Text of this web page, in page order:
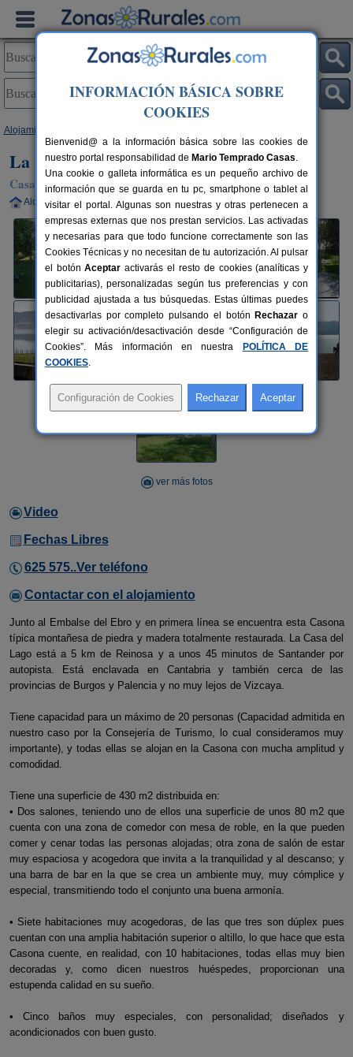
Alojamientos
La Casa del Lago de Campoo
Casa Rural en Orzales (Cantabria)
Alquiler completo 20+1 plazas 76 km de Santander
ver más fotos
Video
Fechas Libres
625 575..Ver teléfono
Contactar con el alojamiento
Junto al Embalse del Ebro y en primera línea se encuentra esta Casona
típica montañesa de piedra y madera totalmente restaurada. La Casa del
Lago está a 5 km de Reinosa y a unos 45 minutos de Santander por
autopista. Está enclavada en Cantabria y también cerca de las
provincias de Burgos y Palencia y no muy lejos de Vizcaya.
Tiene capacidad para un máximo de 20 personas (Capacidad admitida en
nuestro caso por la Consejería de Turismo, lo cual consideramos muy
importante), y todas ellas se alojan en la Casona con mucha amplitud y
comodidad.
Tiene una superficie de 430 m2 distribuida en:
• Dos salones, teniendo uno de ellos una superficie de unos 80 m2 que
cuenta con una zona de comedor con mesa de roble, en la que pueden
comer y cenar todas las personas alojadas; otra zona de salón de estar
muy espaciosa y acogedora que invita a la tranquilidad y al descanso; y
una barra de bar en la que se crea un ambiente muy, muy cómplice y
especial, transmitiendo todo el conjunto una buena armonía.
• Siete habitaciones muy acogedoras, de las que tres son dúplex pues
cuentan con una amplia habitación superior o altillo, lo que hace que esta
Casona cuente, en realidad, con 10 habitaciones, todas ellas muy bien
decoradas y, como dicen nuestros huéspedes, proporcionan una
estupenda calidad en su sueño.
• Cinco baños muy especiales, con personalidad; diseñados y
acondicionados con buen gusto.
INFORMACIÓN BÁSICA SOBRE
COOKIES
Bienvenid@ a la información básica sobre las cookies de
nuestro portal responsabilidad de Mario Temprado Casas.
Una cookie o galleta informática es un pequeño archivo de
información que se guarda en tu pc, smartphone o tablet al
visitar el portal. Algunas son nuestras y otras pertenecen a
empresas externas que nos prestan servicios. Las activadas
y necesarias para que todo funcione correctamente son las
Cookies Técnicas y no necesitan de tu autorización. Al pulsar
el botónAceptar activarás el resto de cookies (analíticas y
publicitarias), personalizadas según tus preferencias y con
publicidad ajustada a tus búsquedas. Estas últimas puedes
desactivarlas por completo pulsando el botón Rechazar o
elegir su activación/desactivación desde “Configuración de
Cookies”. Más información en nuestra
POLÍTICA DE
COOKIES.